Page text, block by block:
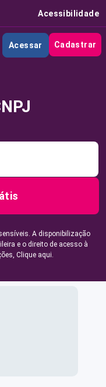
Acessibilidade
Acessar Cadastrar
A disponibilização
e o direito de acesso à
Clique aqui.